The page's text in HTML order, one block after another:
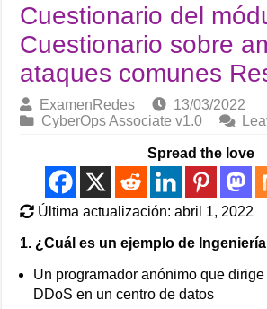
Cuestionario del
Cuestionario sobre
ataques comunes
ExamenRedes
13/03/2022
CyberOps Associate v1.0
Spread the love
Última actualización: abril 1, 2022
1. ¿Cuál es un ejemplo de
Un programador anónimo que
DDoS en un centro de datos